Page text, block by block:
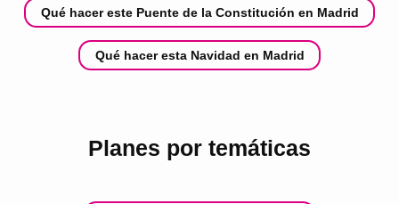
Qué hacer este Puente de la Constitución en Madrid
Qué hacer esta Navidad en Madrid
Planes por temáticas